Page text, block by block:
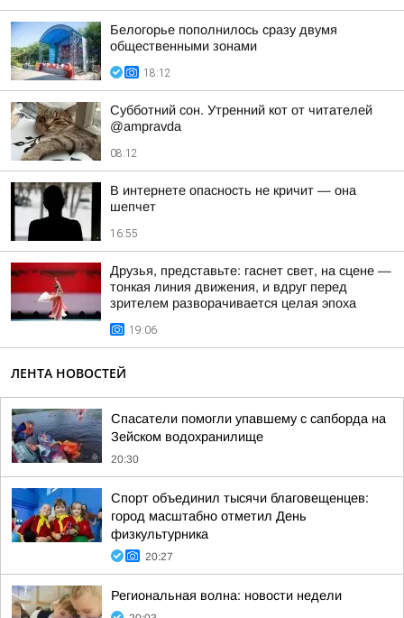
Белогорье пополнилось сразу двумя
общественными зонами
18:12
Субботний сон. Утренний кот от читателей
@ampravda
08:12
В интернете опасность не кричит — она
шепчет
16:55
Друзья, представьте: гаснет свет, на сцене —
тонкая линия движения, и вдруг перед
зрителем разворачивается целая эпоха
19:06
ЛЕНТА НОВОСТЕЙ
Спасатели помогли упавшему с сапборда на
Зейском водохранилище
20:30
Спорт объединил тысячи благовещенцев:
город масштабно отметил День
физкультурника
20:27
Региональная волна: новости недели